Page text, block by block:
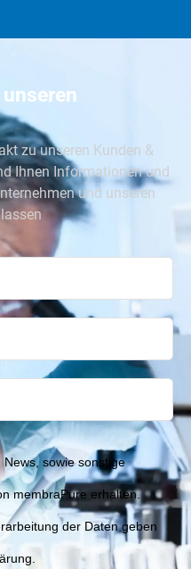
zu unseren Kunden &
Ihnen Informationen und
und unseren
sowie sonstige
membraPure erhalten.
der Daten geben